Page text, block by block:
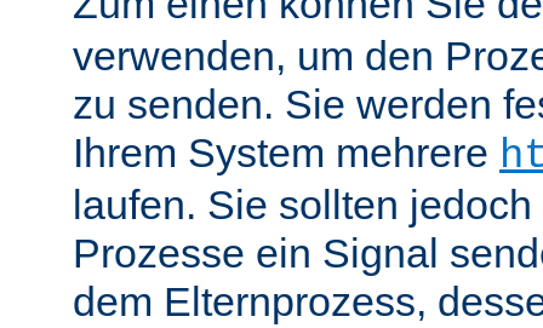
verwenden, um den
zu senden. Sie werden
Ihrem System mehrere
laufen. Sie sollten
Prozesse ein Signal
dem Elternprozess,